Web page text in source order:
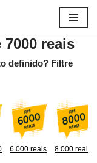
reais
definido? Filtre
6.000 reais 8.000 reais